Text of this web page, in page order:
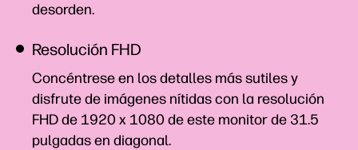
desorden.
Resolución FHD
Concéntrese en los detalles más sutiles y
disfrute de imágenes nítidas con la resolución
FHD de 1920 x 1080 de este monitor de 31.5
pulgadas en diagonal.